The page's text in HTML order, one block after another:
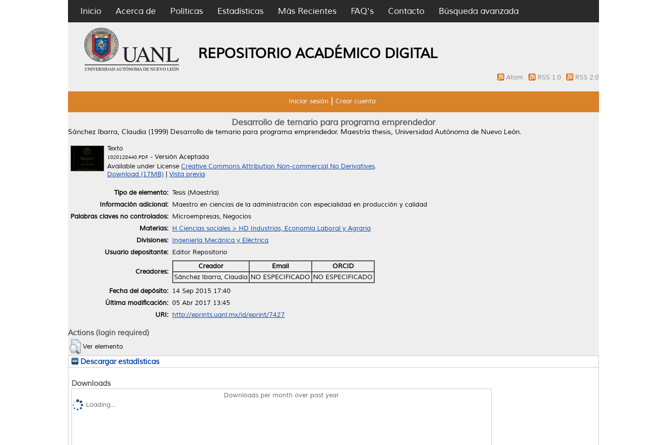
Inicio Acerca de Políticas Estadísticas Más Recientes FAQ's Contacto Búsqueda avanzada
REPOSITORIO ACADÉMICO DIGITAL
Atom RSS 1.0 RSS 2.0
Iniciar sesión Crear cuenta
Desarrollo de temario para programa emprendedor
Sánchez Ibarra, Claudia (1999) Desarrollo de temario para programa emprendedor. Maestría thesis, Universidad Autónoma de Nuevo León.
Texto
1020128440.PDF - Versión Aceptada
Available under License Creative Commons Attribution Non-commercial No Derivatives.
Download (17MB)
Vista previa
Tipo de elemento: Tesis (Maestría)
Información adicional: Maestro en ciencias de la administración con especialidad en producción y calidad
Palabras claves no controlados: Microempresas, Negocios
Materias: H Ciencias sociales > HD Industrias, Economía Laboral y Agraria
Divisiones: Ingeniería Mecánica y Eléctrica
Usuario depositante: Editor Repositorio
Creadores:
Creador Email
ORCID
Sánchez Ibarra, Claudia NO ESPECIFICADO NO ESPECIFICADO
Fecha del depósito: 14 Sep 2015 17:40
Última modificación: 05 Abr 2017 13:45
URI: http://eprints.uanl.mx/id/eprint/7427
Actions (login required)
Ver elemento
Descargar estadísticas
Downloads
Downloads per month over past year
Loading...